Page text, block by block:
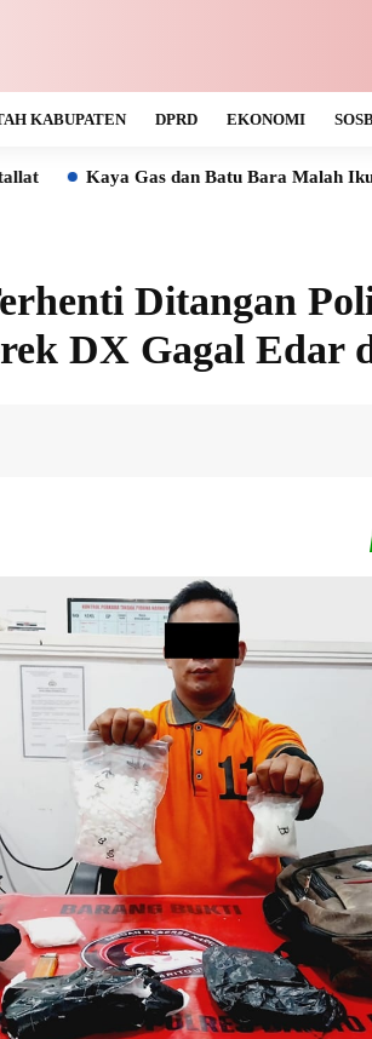
KABUPATEN DPRD EKONOMI
dan Batu Bara Malah Ikut Gelap,
Ditangan
DX Gagal Edar